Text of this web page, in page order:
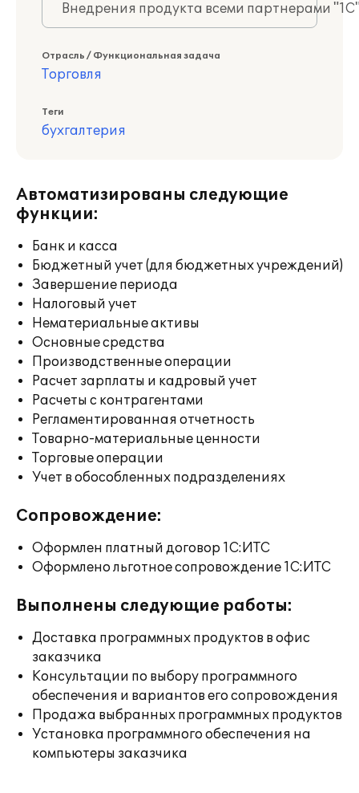
Внедрения продукта всеми партнерами
Отрасль / Функциональная задача
Торговля
Теги
бухгалтерия
Автоматизированы следующие
функции:
Банк и касса
Бюджетный учет (для бюджетных учреждений)
Завершение периода
Налоговый учет
Нематериальные активы
Основные средства
Производственные операции
Расчет зарплаты и кадровый учет
Расчеты с контрагентами
Регламентированная отчетность
Товарно-материальные ценности
Торговые операции
Учет в обособленных подразделениях
Сопровождение:
Оформлен платный договор 1С:ИТС
Оформлено льготное сопровождение 1С:ИТС
Выполнены следующие работы:
Доставка программных продуктов в офис
заказчика
Консультации по выбору программного
обеспечения и вариантов его сопровождения
Продажа выбранных программных продуктов
Установка программного обеспечения на
компьютеры заказчика